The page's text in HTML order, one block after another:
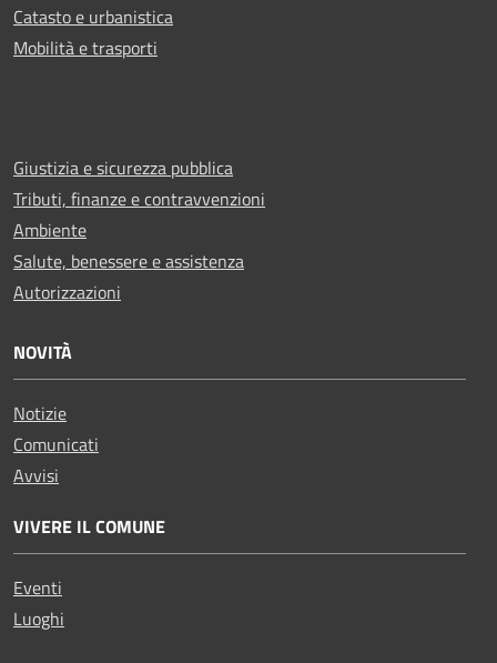
Catasto e urbanistica
Mobilità e trasporti
Giustizia e sicurezza pubblica
Tributi, finanze e contravvenzioni
Ambiente
Salute, benessere e assistenza
Autorizzazioni
NOVITÀ
Notizie
Comunicati
Avvisi
VIVERE IL COMUNE
Eventi
Luoghi